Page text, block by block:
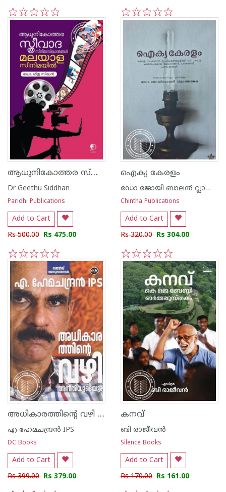
5
4
3
2
1 5
4
3
2
1
ആധുനികോത്തര സ്ത്രീവാദ സിനിമാസിദ്ധാന്തങ്ങൾ മലയാള സിനിമയിൽ
Dr Geethu Siddhan
Paridhi Publications
Add to Cart
Rs 500.00 Rs 475.00
5
4
3
2
1
ഐക്യ കേരളം
ഡോ ജോയി ബാലന്‍ വ്ലാത്താക്കര
Chintha Publications
Add to Cart
Rs 320.00 Rs 304.00
5
4
3
2
1
അധികാരത്തിന്റെ വഴി അനീതിയുടെയും
എ ഹേമചന്ദ്രന്‍ IPS
DC Books
Add to Cart
Rs 399.00 Rs 379.00
കനവ്
ബി രാജീവന്‍
Silence Books
Add to Cart
Rs 170.00 Rs 161.00